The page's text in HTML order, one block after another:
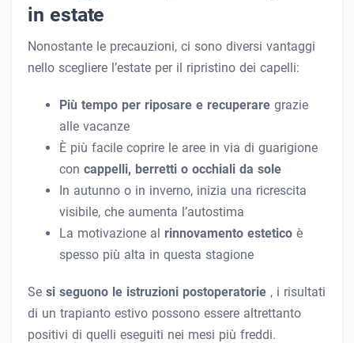
in estate
Nonostante le precauzioni, ci sono diversi vantaggi
nello scegliere l’estate per il ripristino dei capelli:
Più tempo per riposare e recuperare grazie
alle vacanze
È più facile coprire le aree in via di guarigione
con cappelli, berretti o occhiali da sole
In autunno o in inverno, inizia una ricrescita
visibile, che aumenta l’autostima
La motivazione al rinnovamento estetico è
spesso più alta in questa stagione
Se si seguono le istruzioni postoperatorie , i risultati
di un trapianto estivo possono essere altrettanto
positivi di quelli eseguiti nei mesi più freddi.